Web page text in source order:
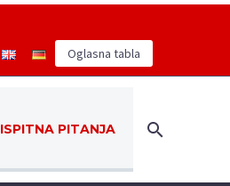
Oglasna tabla
ISPITNA PITANJA